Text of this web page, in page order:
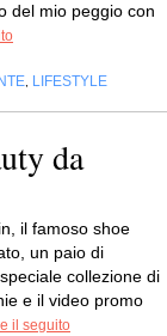
del mio peggio con
, LIFESTYLE
da
il famoso shoe
un paio di
collezione di
e il video promo
il seguito